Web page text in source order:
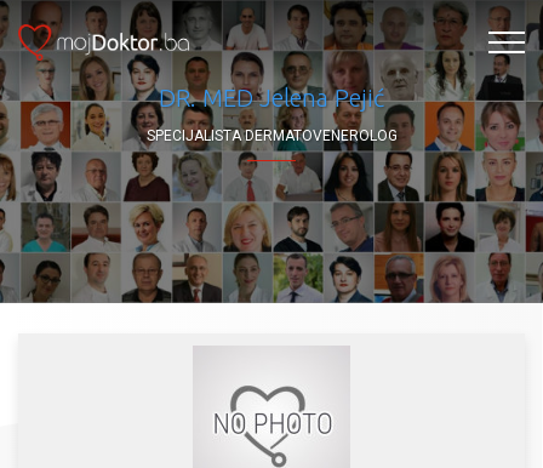
DR. MED Jelena Pejić
SPECIJALISTA DERMATOVENEROLOG